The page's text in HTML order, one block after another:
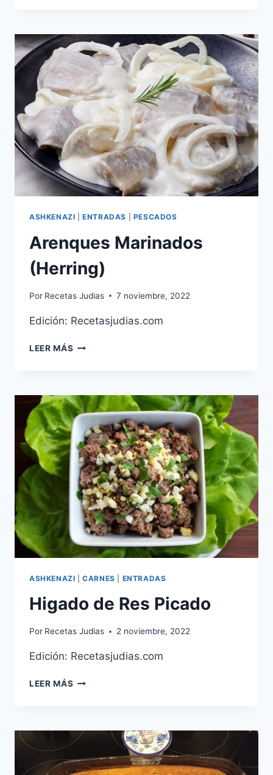
PENICILINA
JUDIA)
ASHKENAZI |ENTRADAS PESCADOS
Arenques Marinados
(Herring)
Por Recetas Judias 7 noviembre, 2022
Edición: Recetasjudias.com
LEER MÁS ARENQUES
ASHKENAZI |CARNES ENTRADAS
Higado de Res Picado
Por Recetas Judias 2 noviembre, 2022
Edición: Recetasjudias.com
LEER MÁS HIGADO